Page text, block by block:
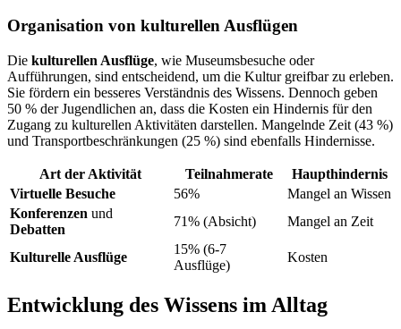
Organisation von kulturellen Ausflügen
Die kulturellen Ausflüge, wie Museumsbesuche oder
Aufführungen, sind entscheidend, um die Kultur greifbar zu erleben.
Sie fördern ein besseres Verständnis des Wissens. Dennoch geben
50 % der Jugendlichen an, dass die Kosten ein Hindernis für den
Zugang zu kulturellen Aktivitäten darstellen. Mangelnde Zeit (43 %)
und Transportbeschränkungen (25 %) sind ebenfalls Hindernisse.
Art der Aktivität Teilnahmerate
Haupthindernis
Virtuelle Besuche
56%
Mangel an Wissen
Konferenzen und
Debatten
71% (Absicht) Mangel an Zeit
Kulturelle Ausflüge
15% (6-7
Ausflüge)
Kosten
Entwicklung des Wissens im Alltag